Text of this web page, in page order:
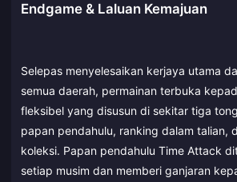
Endgame & Laluan Kemajuan
Selepas menyelesaikan kerjaya utama
semua daerah, permainan terbuka
fleksibel yang disusun di sekitar tiga
papan pendahulu, ranking dalam talian,
koleksi. Papan pendahulu Time Attack
setiap musim dan memberi ganjaran